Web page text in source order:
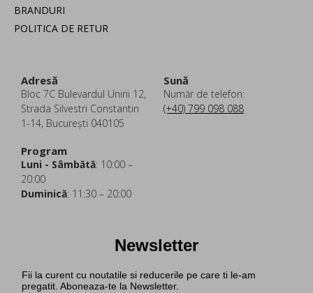
BRANDURI
POLITICA DE RETUR
Adresă
Bloc 7C Bulevardul Unirii 12,
Strada Silvestri Constantin
1-14, București 040105
Sună
Număr de telefon:
(+40) 799 098 088
Program
Luni - Sâmbătă: 10:00 –
20:00
Duminică: 11:30 – 20:00
Newsletter
Fii la curent cu noutatile si reducerile pe care ti le-am
pregatit. Aboneaza-te la Newsletter.